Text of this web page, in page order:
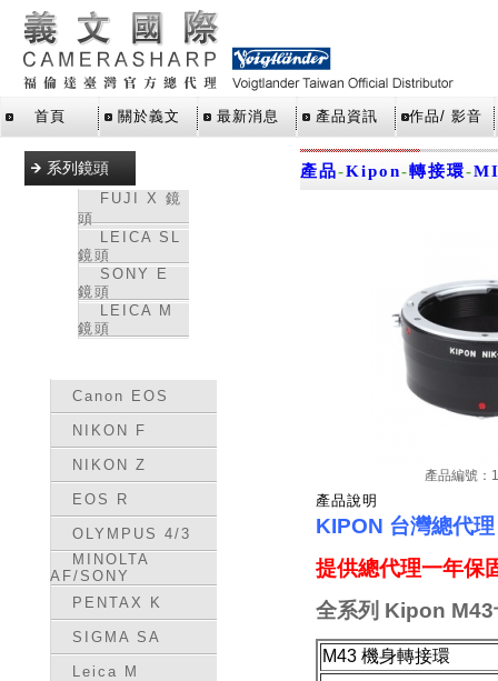
首頁 關於義文 最新消息 產品資訊 作品/ 影音
系列鏡頭
FUJI X 鏡
頭
LEICA SL
鏡頭
SONY E
鏡頭
LEICA M
鏡頭
Canon EOS
NIKON F
NIKON Z
EOS R
OLYMPUS 4/3
MINOLTA
AF/SONY
PENTAX K
SIGMA SA
Leica M
產品-Kipon-轉接環-
產品編號：
產品說明
KIPON 台灣總代
提供總代理一年保
全系列 Kipon M43
M43 機身轉接環